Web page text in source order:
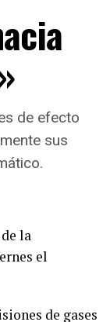
de efecto
sus
la
el
de gases